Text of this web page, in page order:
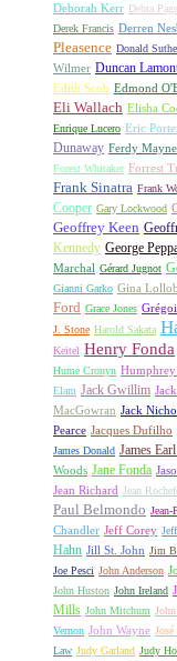
Deborah Kerr Debra
Derek Francis Derren
Pleasence Donald
Wilmer Duncan
Edith Scob Edmond
Eli Wallach Elisha
Enrique Lucero Eric
Dunaway Ferdy Mayne
Forest Whitaker Forrest
Frank Sinatra Frank
Cooper Gary Lockwood
Geoffrey Keen
Kennedy George
Marchal Gérard Jugnot
Gianni Garko Gina
Ford Grace Jones
J. Stone Harold Sakata
Keitel Henry Fonda
Hume Cronyn
Elam Jack Gwillim
MacGowran Jack
Pearce Jacques Dufilho
James Donald James
Woods Jane Fonda
Jean Richard Jean
Paul Belmondo Jean-
Chandler Jeff Corey
Hahn Jill St. John Jim
Joe Pesci John Anderson
John Huston John Ireland
Mills John Mitchum
Vernon John Wayne José
Law Judy Garland Judy